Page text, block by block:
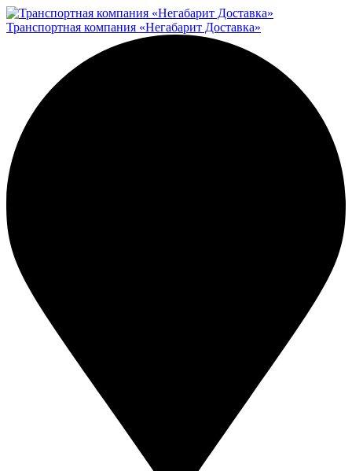
Транспортная компания «Негабарит Доставка»